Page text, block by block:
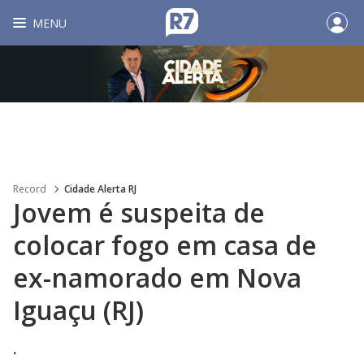
MENU
Record Cidade Alerta RJ
Jovem é suspeita de
colocar fogo em casa de
ex-namorado em Nova
Iguaçu (RJ)
.